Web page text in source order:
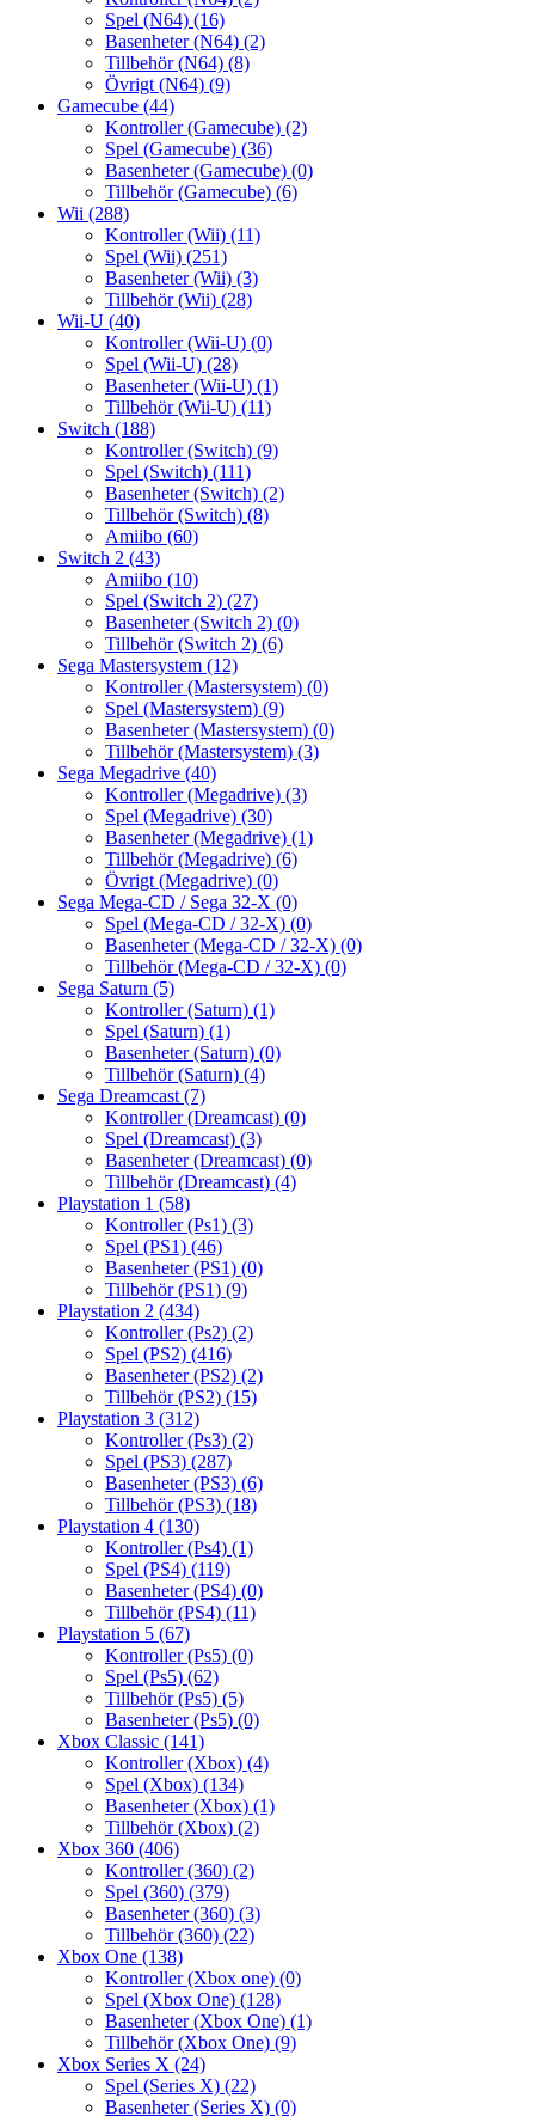
Spel (N64) (16)
Basenheter (N64) (2)
Tillbehör (N64) (8)
Övrigt (N64) (9)
Gamecube (44)
Kontroller (Gamecube) (2)
Spel (Gamecube) (36)
Basenheter (Gamecube) (0)
Tillbehör (Gamecube) (6)
Wii (288)
Kontroller (Wii) (11)
Spel (Wii) (251)
Basenheter (Wii) (3)
Tillbehör (Wii) (28)
Wii-U (40)
Kontroller (Wii-U) (0)
Spel (Wii-U) (28)
Basenheter (Wii-U) (1)
Tillbehör (Wii-U) (11)
Switch (188)
Kontroller (Switch) (9)
Spel (Switch) (111)
Basenheter (Switch) (2)
Tillbehör (Switch) (8)
Amiibo (60)
Switch 2 (43)
Amiibo (10)
Spel (Switch 2) (27)
Basenheter (Switch 2) (0)
Tillbehör (Switch 2) (6)
Sega Mastersystem (12)
Kontroller (Mastersystem) (0)
Spel (Mastersystem) (9)
Basenheter (Mastersystem) (0)
Tillbehör (Mastersystem) (3)
Sega Megadrive (40)
Kontroller (Megadrive) (3)
Spel (Megadrive) (30)
Basenheter (Megadrive) (1)
Tillbehör (Megadrive) (6)
Övrigt (Megadrive) (0)
Sega Mega-CD / Sega 32-X (0)
Spel (Mega-CD / 32-X) (0)
Basenheter (Mega-CD / 32-X) (0)
Tillbehör (Mega-CD / 32-X) (0)
Sega Saturn (5)
Kontroller (Saturn) (1)
Spel (Saturn) (1)
Basenheter (Saturn) (0)
Tillbehör (Saturn) (4)
Sega Dreamcast (7)
Kontroller (Dreamcast) (0)
Spel (Dreamcast) (3)
Basenheter (Dreamcast) (0)
Tillbehör (Dreamcast) (4)
Playstation 1 (58)
Kontroller (Ps1) (3)
Spel (PS1) (46)
Basenheter (PS1) (0)
Tillbehör (PS1) (9)
Playstation 2 (434)
Kontroller (Ps2) (2)
Spel (PS2) (416)
Basenheter (PS2) (2)
Tillbehör (PS2) (15)
Playstation 3 (312)
Kontroller (Ps3) (2)
Spel (PS3) (287)
Basenheter (PS3) (6)
Tillbehör (PS3) (18)
Playstation 4 (130)
Kontroller (Ps4) (1)
Spel (PS4) (119)
Basenheter (PS4) (0)
Tillbehör (PS4) (11)
Playstation 5 (67)
Kontroller (Ps5) (0)
Spel (Ps5) (62)
Tillbehör (Ps5) (5)
Basenheter (Ps5) (0)
Xbox Classic (141)
Kontroller (Xbox) (4)
Spel (Xbox) (134)
Basenheter (Xbox) (1)
Tillbehör (Xbox) (2)
Xbox 360 (406)
Kontroller (360) (2)
Spel (360) (379)
Basenheter (360) (3)
Tillbehör (360) (22)
Xbox One (138)
Kontroller (Xbox one) (0)
Spel (Xbox One) (128)
Basenheter (Xbox One) (1)
Tillbehör (Xbox One) (9)
Xbox Series X (24)
Spel (Series X) (22)
Basenheter (Series X) (0)